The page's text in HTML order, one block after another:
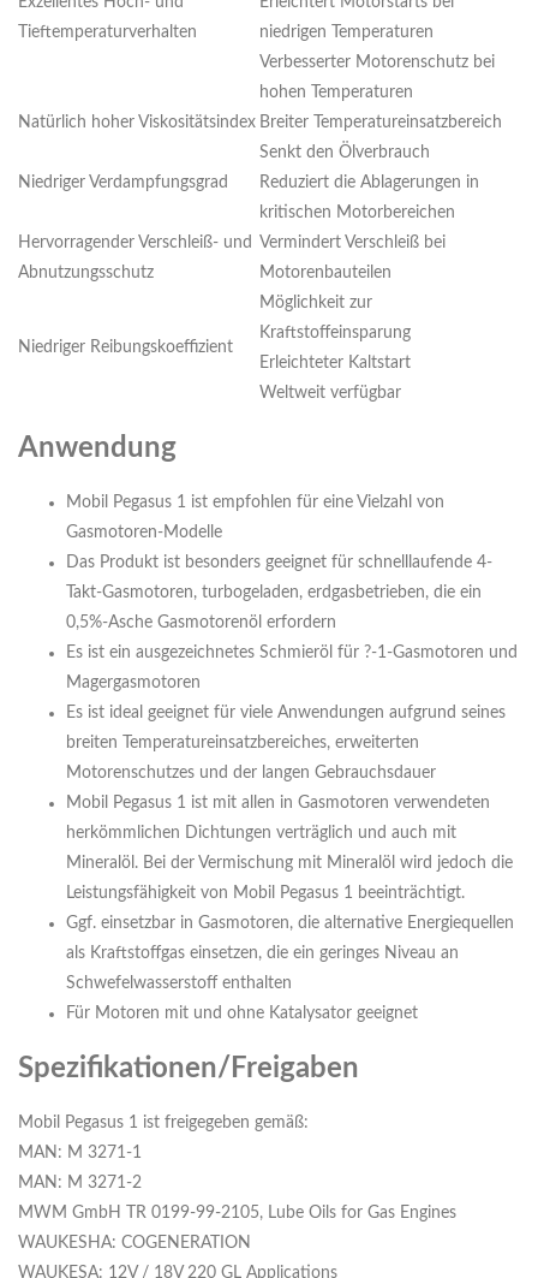
Tieftemperaturverhalten
niedrigen Temperaturen
Verbesserter Motorenschutz bei
hohen Temperaturen
Natürlich hoher Viskositätsindex Breiter Temperatureinsatzbereich
Niedriger Verdampfungsgrad
Senkt den Ölverbrauch
Reduziert die Ablagerungen in
kritischen Motorbereichen
Hervorragender Verschleiß- und
Abnutzungsschutz
Vermindert Verschleiß bei
Motorenbauteilen
Niedriger Reibungskoeffizient
Möglichkeit zur
Kraftstoffeinsparung
Erleichteter Kaltstart
Weltweit verfügbar
Anwendung
Mobil Pegasus 1 ist empfohlen für eine Vielzahl von
Gasmotoren-Modelle
Das Produkt ist besonders geeignet für schnelllaufende 4-
Takt-Gasmotoren, turbogeladen, erdgasbetrieben, die ein
0,5%-Asche Gasmotorenöl erfordern
Es ist ein ausgezeichnetes Schmieröl für ?-1-Gasmotoren und
Magergasmotoren
Es ist ideal geeignet für viele Anwendungen aufgrund seines
breiten Temperatureinsatzbereiches, erweiterten
Motorenschutzes und der langen Gebrauchsdauer
Mobil Pegasus 1 ist mit allen in Gasmotoren verwendeten
herkömmlichen Dichtungen verträglich und auch mit
Mineralöl. Bei der Vermischung mit Mineralöl wird jedoch die
Leistungsfähigkeit von Mobil Pegasus 1 beeinträchtigt.
Ggf. einsetzbar in Gasmotoren, die alternative Energiequellen
als Kraftstoffgas einsetzen, die ein geringes Niveau an
Schwefelwasserstoff enthalten
Für Motoren mit und ohne Katalysator geeignet
Spezifikationen/Freigaben
Mobil Pegasus 1 ist freigegeben gemäß:
MAN: M 3271-1
MAN: M 3271-2
MWM GmbH TR 0199-99-2105, Lube Oils for Gas Engines
WAUKESHA: COGENERATION
WAUKESA: 12V / 18V 220 GL Applications